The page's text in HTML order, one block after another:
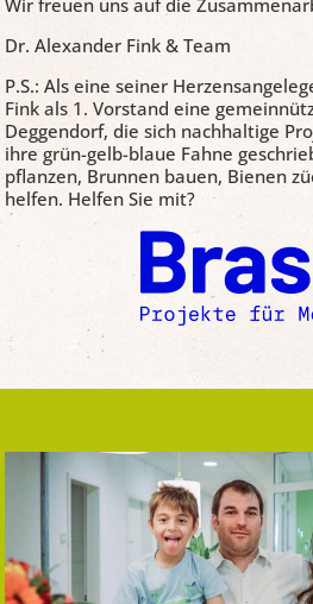
Wir freuen uns auf die
Dr. Alexander Fink & Team
P.S.: Als eine seiner
Fink als 1. Vorstand eine
Deggendorf, die sich nachhaltige
ihre grün-gelb-blaue Fahne
pflanzen, Brunnen bauen, Bienen
helfen. Helfen Sie mit?